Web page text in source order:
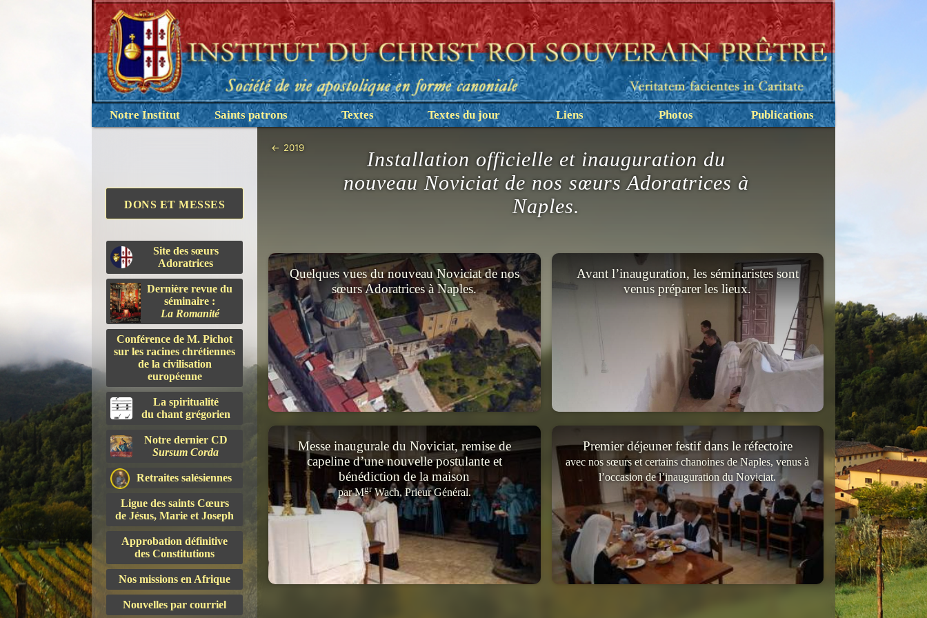
Notre Institut Saints patrons Textes Textes du jour Liens Photos Publications
DONS ET MESSES
Site des sœurs
Adoratrices
Dernière revue du
séminaire :
La Romanité
Conférence de M. Pichot
sur les racines chrétiennes
de la civilisation
européenne
La spiritualité
du chant grégorien
Notre dernier CD
Sursum Corda
Retraites salésiennes
Ligue des saints Cœurs
de Jésus, Marie et Joseph
Approbation définitive
des Constitutions
Nos missions en Afrique
Nouvelles par courriel
← 2019
Installation officielle et inauguration du
nouveau Noviciat de nos sœurs Adoratrices à
Naples.
Quelques vues du nouveau Noviciat de nos
sœurs Adoratrices à Naples.
Avant l’inauguration, les séminaristes sont
venus préparer les lieux.
Messe inaugurale du Noviciat, remise de
capeline d’une nouvelle postulante et
bénédiction de la maison
par MgrWach, Prieur Général.
Premier déjeuner festif dans le réfectoire
avec nos sœurs et certains chanoines de Naples, venus à
l’occasion de l’inauguration du Noviciat.